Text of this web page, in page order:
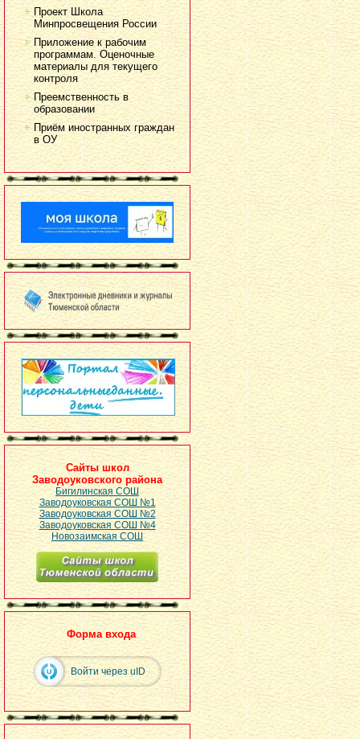
Проект Школа
Минпросвещения России
Приложение к рабочим
программам. Оценочные
материалы для текущего
контроля
Преемственность в
образовании
Приём иностранных граждан
в ОУ
Сайты школ
Заводоуковского района
Бигилинская СОШ
Заводоуковская СОШ №1
Заводоуковская СОШ №2
Заводоуковская СОШ №4
Новозаимская СОШ
Форма входа
Войти через uID